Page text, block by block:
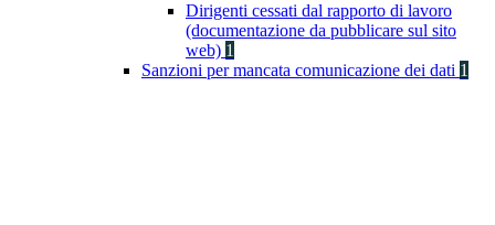
Dirigenti cessati dal rapporto di lavoro
(documentazione da pubblicare sul sito
web) 1
Sanzioni per mancata comunicazione dei dati 1